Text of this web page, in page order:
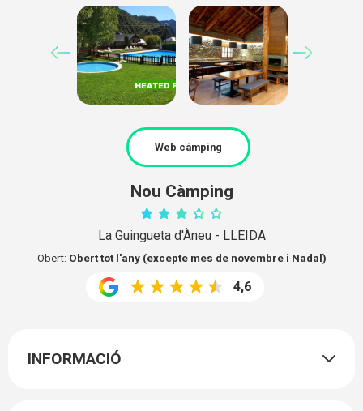
Nou Càmping
La Guingueta d'Àneu - LLEIDA
Obert: Obert tot l'any (excepte mes de novembre i Nadal)
4,6
Web càmping
INFORMACIÓ